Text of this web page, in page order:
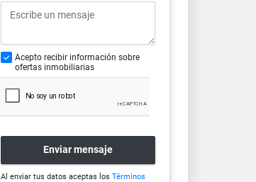
Acepto recibir información sobre
ofertas inmobiliarias
Enviar mensaje
Al enviar tus datos aceptas los Términos